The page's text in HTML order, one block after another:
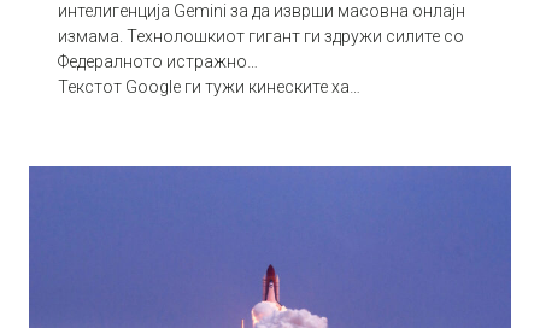
интелигенција Gemini за да изврши масовна онлајн
измама. Технолошкиот гигант ги здружи силите со
Федералното истражно…
Текстот Google ги тужи кинеските ха…